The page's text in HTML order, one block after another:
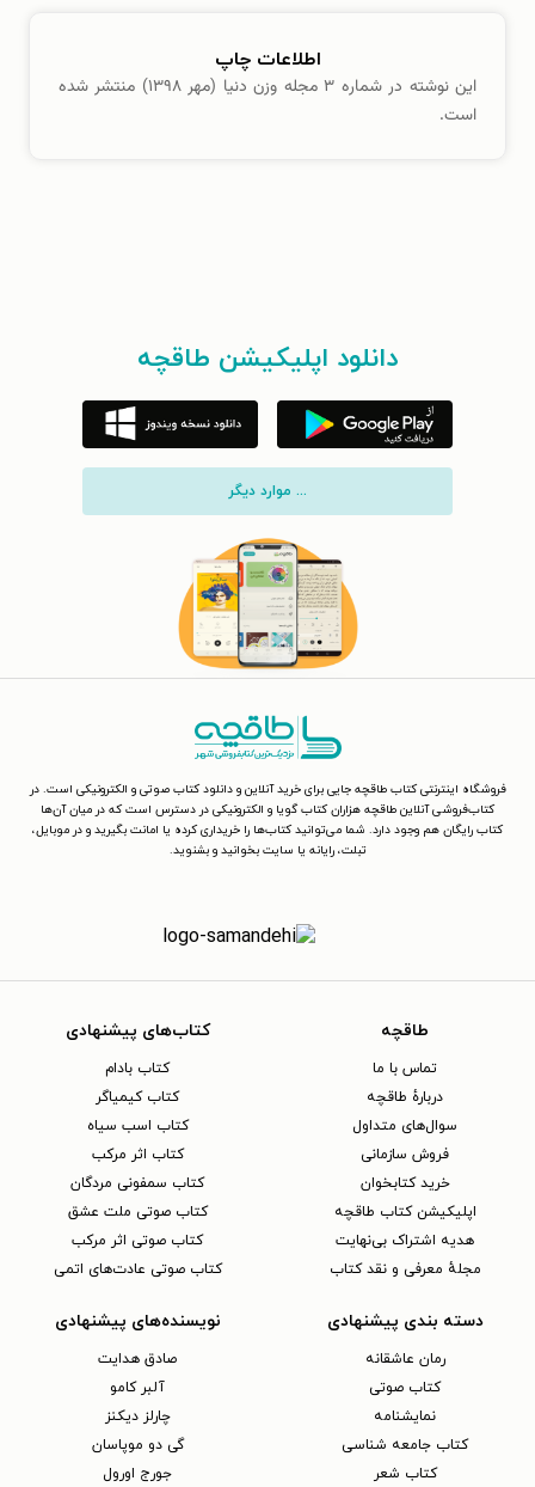
اطلاعات چاپ
این نوشته در شماره ۳ مجله وزن دنیا (مهر ۱۳۹۸) منتشر شده
است.
دانلود اپلیکیشن طاقچه
... موارد دیگر
فروشگاه اینترنتی کتاب طاقچه جایی برای خرید آنلاین و دانلود کتاب صوتی و الکترونیکی است. در
کتاب‌فروشی آنلاین طاقچه هزاران کتاب گویا و الکترونیکی در دسترس است که در میان آن‌ها
کتاب رایگان هم وجود دارد. شما می‌توانید کتاب‌ها را خریداری کرده یا امانت بگیرید و در موبایل،
تبلت، رایانه یا سایت بخوانید و بشنوید.
طاقچه
تماس با ما
دربارهٔ طاقچه
سوال‌های متداول
فروش سازمانی
خرید کتابخوان
اپلیکیشن کتاب طاقچه
هدیه اشتراک بی‌نهایت
مجلهٔ معرفی و نقد کتاب
کتاب‌های پیشنهادی
کتاب بادام
کتاب کیمیاگر
کتاب اسب سیاه
کتاب اثر مرکب
کتاب سمفونی مردگان
کتاب صوتی ملت عشق
کتاب صوتی اثر مرکب
کتاب صوتی عادت‌های اتمی
دسته بندی پیشنهادی
رمان عاشقانه
کتاب‌ صوتی
نمایشنامه
کتاب جامعه شناسی
کتاب شعر
نویسنده‌های پیشنهادی
صادق هدایت
آلبر کامو
چارلز دیکنز
گی دو موپاسان
جورج اورول